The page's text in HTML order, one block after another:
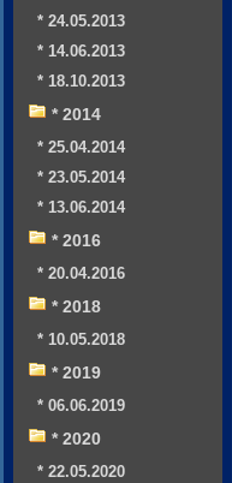
* 24.05.2013
* 14.06.2013
* 18.10.2013
* 2014
* 25.04.2014
* 23.05.2014
* 13.06.2014
* 2016
* 20.04.2016
* 2018
* 10.05.2018
* 2019
* 06.06.2019
* 2020
* 22.05.2020